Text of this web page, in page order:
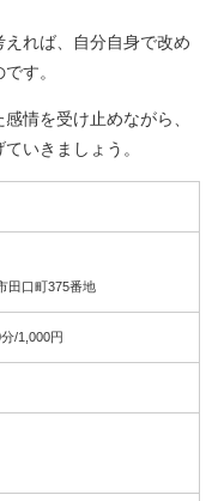
れば、自分自身で改め
す。
情を受け止めながら、
いきましょう。
田口町375番地
/1,000円